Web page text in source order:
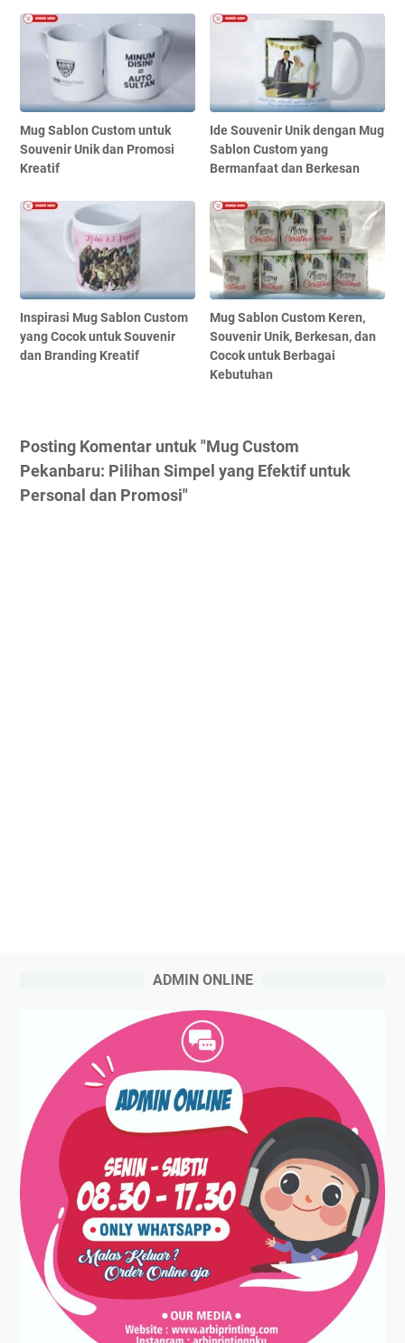
Mug Sablon Custom untuk
Souvenir Unik dan Promosi
Kreatif
Ide Souvenir Unik dengan Mug
Sablon Custom yang
Bermanfaat dan Berkesan
Inspirasi Mug Sablon Custom
yang Cocok untuk Souvenir
dan Branding Kreatif
Mug Sablon Custom Keren,
Souvenir Unik, Berkesan, dan
Cocok untuk Berbagai
Kebutuhan
Posting Komentar untuk "Mug Custom
Pekanbaru: Pilihan Simpel yang Efektif untuk
Personal dan Promosi"
ADMIN ONLINE